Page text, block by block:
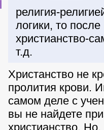
религия-
логики, то
христианство-
т.д.
Христанство не
пролития крови.
самом деле с
вы не найдете
христианство.